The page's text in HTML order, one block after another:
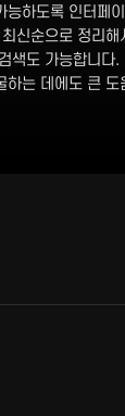
능하도록 인터페
신순으로 정리
색도 가능합니다
하는 데에도 큰